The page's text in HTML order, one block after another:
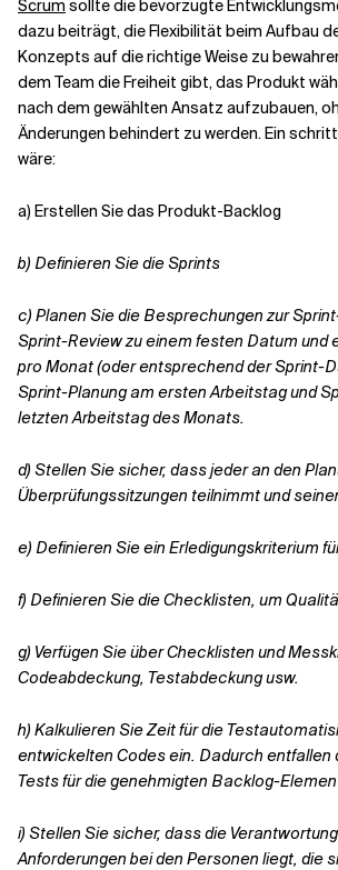
Scrum sollte die bevorzugte
dazu beiträgt, die Flexibilität beim Aufbau
Konzepts auf die richtige Weise zu
dem Team die Freiheit gibt, das Produkt
nach dem gewählten Ansatz aufzubauen,
Änderungen behindert zu werden. Ein
wäre:
a) Erstellen Sie das Produkt-Backlog
b) Definieren Sie die Sprints
c) Planen Sie die Besprechungen zur
Sprint-Review zu einem festen Datum und
pro Monat (oder entsprechend der Sprint-
Sprint-Planung am ersten Arbeitstag und
letzten Arbeitstag des Monats.
d) Stellen Sie sicher, dass jeder an den
Überprüfungssitzungen teilnimmt und
e) Definieren Sie ein Erledigungskriterium
f) Definieren Sie die Checklisten, um
g) Verfügen Sie über Checklisten und
Codeabdeckung, Testabdeckung usw.
h) Kalkulieren Sie Zeit für die
entwickelten Codes ein. Dadurch entfallen
Tests für die genehmigten Backlog-
i) Stellen Sie sicher, dass die
Anforderungen bei den Personen liegt, die